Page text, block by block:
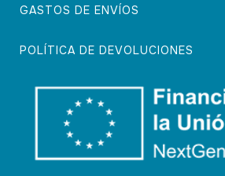
GASTOS DE ENVÍOS
POLÍTICA DE DEVOLUCIONES